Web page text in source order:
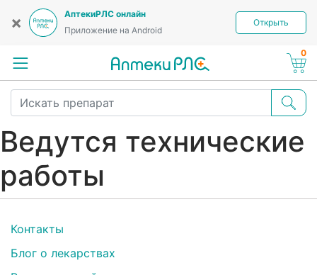
×
АптекиРЛС онлайн
Приложение на Android
Открыть
0
Ведутся технические
работы
Контакты
Блог о лекарствах